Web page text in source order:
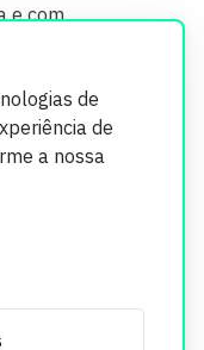
de
de
a nossa
e com
site são
de